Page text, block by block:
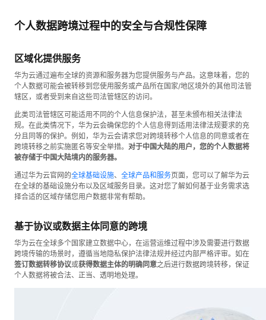
个人数据跨境过程中的安全与合规性保障
区域化提供服务
华为云通过遍布全球的资源和服务器为您提供服务与产品。这意味着，您的
个人数据可能会被转移到您使用服务或产品所在国家/地区境外的其他司法管
辖区，或者受到来自这些司法管辖区的访问。
此类司法管辖区可能适用不同的个人信息保护法，甚至未颁布相关法律法
规。在此类情况下，华为云会确保您的个人信息得到适用法律法规要求的充
分且同等的保护。例如，华为云会请求您对跨境转移个人信息的同意或者在
跨境转移之前实施匿名等安全举措。 对于中国大陆的用户，您的个人数据将
被存储于中国大陆境内的服务器。
通过华为云官网的全球基础设施、 全球产品和服务页面，您可以了解华为云
在全球的基础设施分布以及区域服务目录。这对您了解如何基于业务需求选
择合适的区域存储您用户数据非常有帮助。
基于协议或数据主体同意的跨境
华为云在全球多个国家建立数据中心，在运营运维过程中涉及需要进行数据
跨境传输的场景时，遵循当地隐私保护法律法规并经过内部严格评审。如在
签订数据转移协议或获得数据主体的明确同意之后进行数据跨境转移，保证
个人数据将被合法、正当、透明地处理。